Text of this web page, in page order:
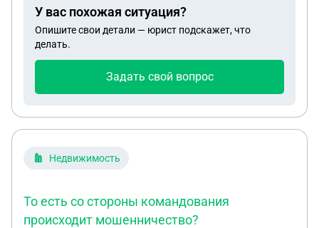
У вас похожая ситуация?
Опишите свои детали — юрист подскажет, что
делать.
Задать свой вопрос
Недвижимость
То есть со стороны командования
происходит мошенничество?